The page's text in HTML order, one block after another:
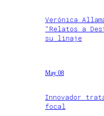
Verónica
“Relatos a
su linaje
May 08
Innovador
focal